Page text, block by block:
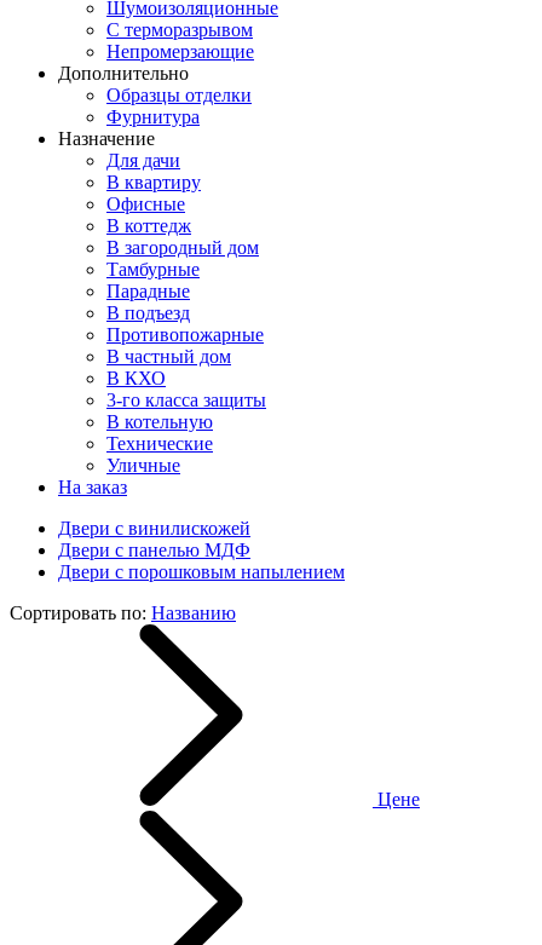
Шумоизоляционные
С терморазрывом
Непромерзающие
Дополнительно
Образцы отделки
Фурнитура
Назначение
Для дачи
В квартиру
Офисные
В коттедж
В загородный дом
Тамбурные
Парадные
В подъезд
Противопожарные
В частный дом
В КХО
3-го класса защиты
В котельную
Технические
Уличные
На заказ
Двери с винилискожей
Двери с панелью МДФ
Двери с порошковым напылением
Сортировать по: Названию
Цене